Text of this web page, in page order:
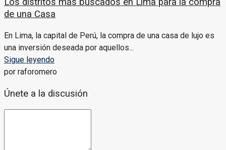
de una Casa
En Lima, la capital de Perú, la compra de una casa de lujo es
una inversión deseada por aquellos...
Sigue leyendo
por raforomero
Únete a la discusión